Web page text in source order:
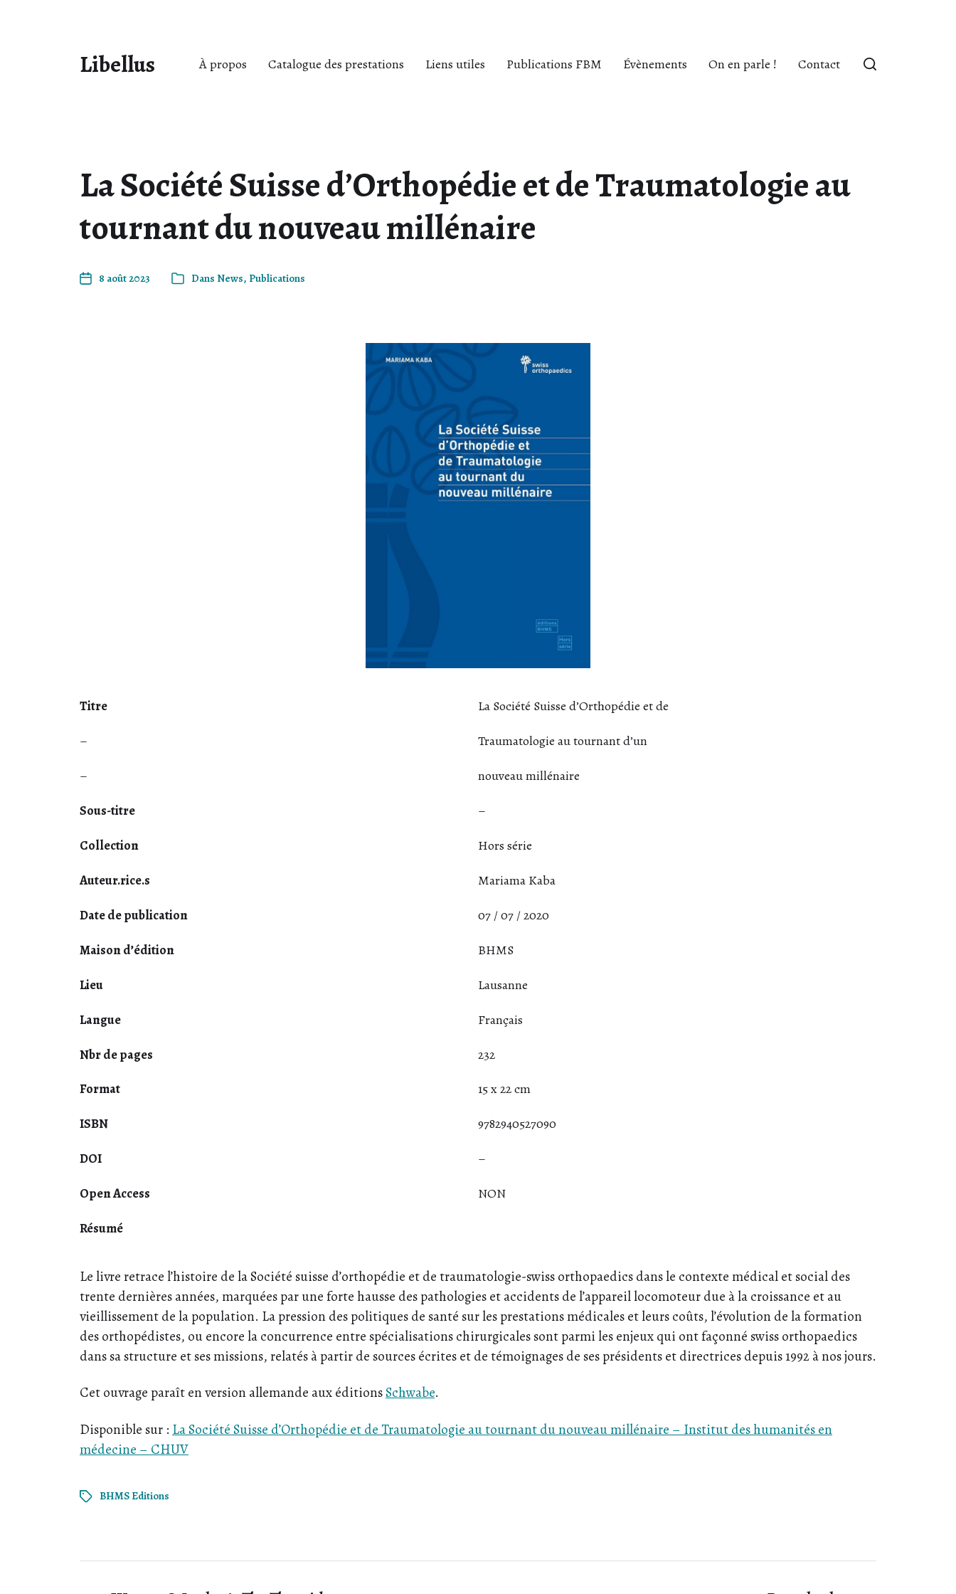
Libellus À propos Catalogue des prestations Liens utiles Publications FBM Évènements On en parle ! Contact
La Société Suisse d’Orthopédie et de Traumatologie au
tournant du nouveau millénaire
8 août 2023 Dans News, Publications
Titre
–
–
Sous-titre
Collection
Auteur.rice.s
Date de publication
Maison d’édition
Lieu
Langue
Nbr de pages
Format
ISBN
DOI
Open Access
Résumé
La Société Suisse d’Orthopédie et de
Traumatologie au tournant d’un
nouveau millénaire
–
Hors série
Mariama Kaba
07 / 07 / 2020
BHMS
Lausanne
Français
232
15 x 22 cm
9782940527090
–
NON
Le livre retrace l’histoire de la Société suisse d’orthopédie et de traumatologie-swiss orthopaedics dans le contexte médical et social des
trente dernières années, marquées par une forte hausse des pathologies et accidents de l’appareil locomoteur due à la croissance et au
vieillissement de la population. La pression des politiques de santé sur les prestations médicales et leurs coûts, l’évolution de la formation
des orthopédistes, ou encore la concurrence entre spécialisations chirurgicales sont parmi les enjeux qui ont façonné swiss orthopaedics
dans sa structure et ses missions, relatés à partir de sources écrites et de témoignages de ses présidents et directrices depuis 1992 à nos jours.
Cet ouvrage paraît en version allemande aux éditionsSchwabe.
Disponible sur : La Société Suisse d’Orthopédie et de Traumatologie au tournant du nouveau millénaire – Institut des humanités en
médecine – CHUV
BHMS Editions